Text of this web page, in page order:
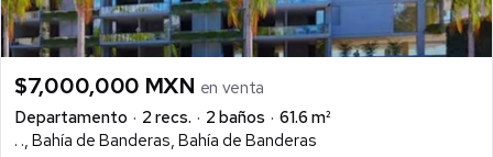
$7,000,000 MXN en venta
Departamento
2 recs. 2 baños
61.6 m²
. ., Bahía de Banderas, Bahía de Banderas